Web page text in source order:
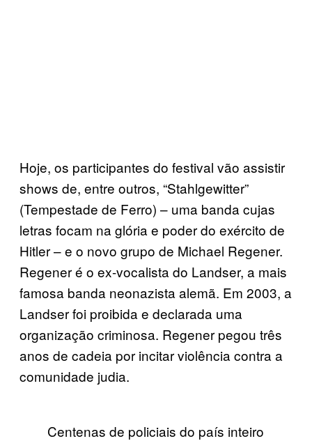
Hoje, os participantes do festival vão assistir
shows de, entre outros, “Stahlgewitter”
(Tempestade de Ferro) – uma banda cujas
letras focam na glória e poder do exército de
Hitler – e o novo grupo de Michael Regener.
Regener é o ex-vocalista do Landser, a mais
famosa banda neonazista alemã. Em 2003, a
Landser foi proibida e declarada uma
organização criminosa. Regener pegou três
anos de cadeia por incitar violência contra a
comunidade judia.
Centenas de policiais do país inteiro